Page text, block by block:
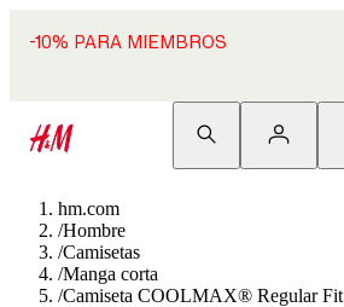
-10% PARA MIEMBROS
hm.com
/Hombre
/Camisetas
/Manga corta
/Camiseta COOLMAX® Regular Fit